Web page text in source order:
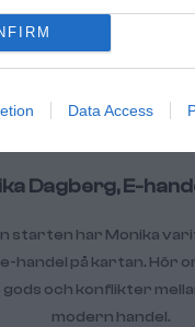
Data Access
från ett lokalt
verkligen allt för att
Dagberg, E-
starten har Monika
handel på kartan. Hör
och konflikter
modern handel.